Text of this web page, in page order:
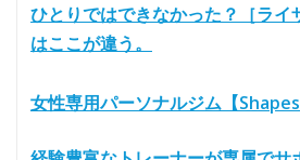
ひとりではできなかった？［ライ
はここが違う。
女性専用パーソナルジム【